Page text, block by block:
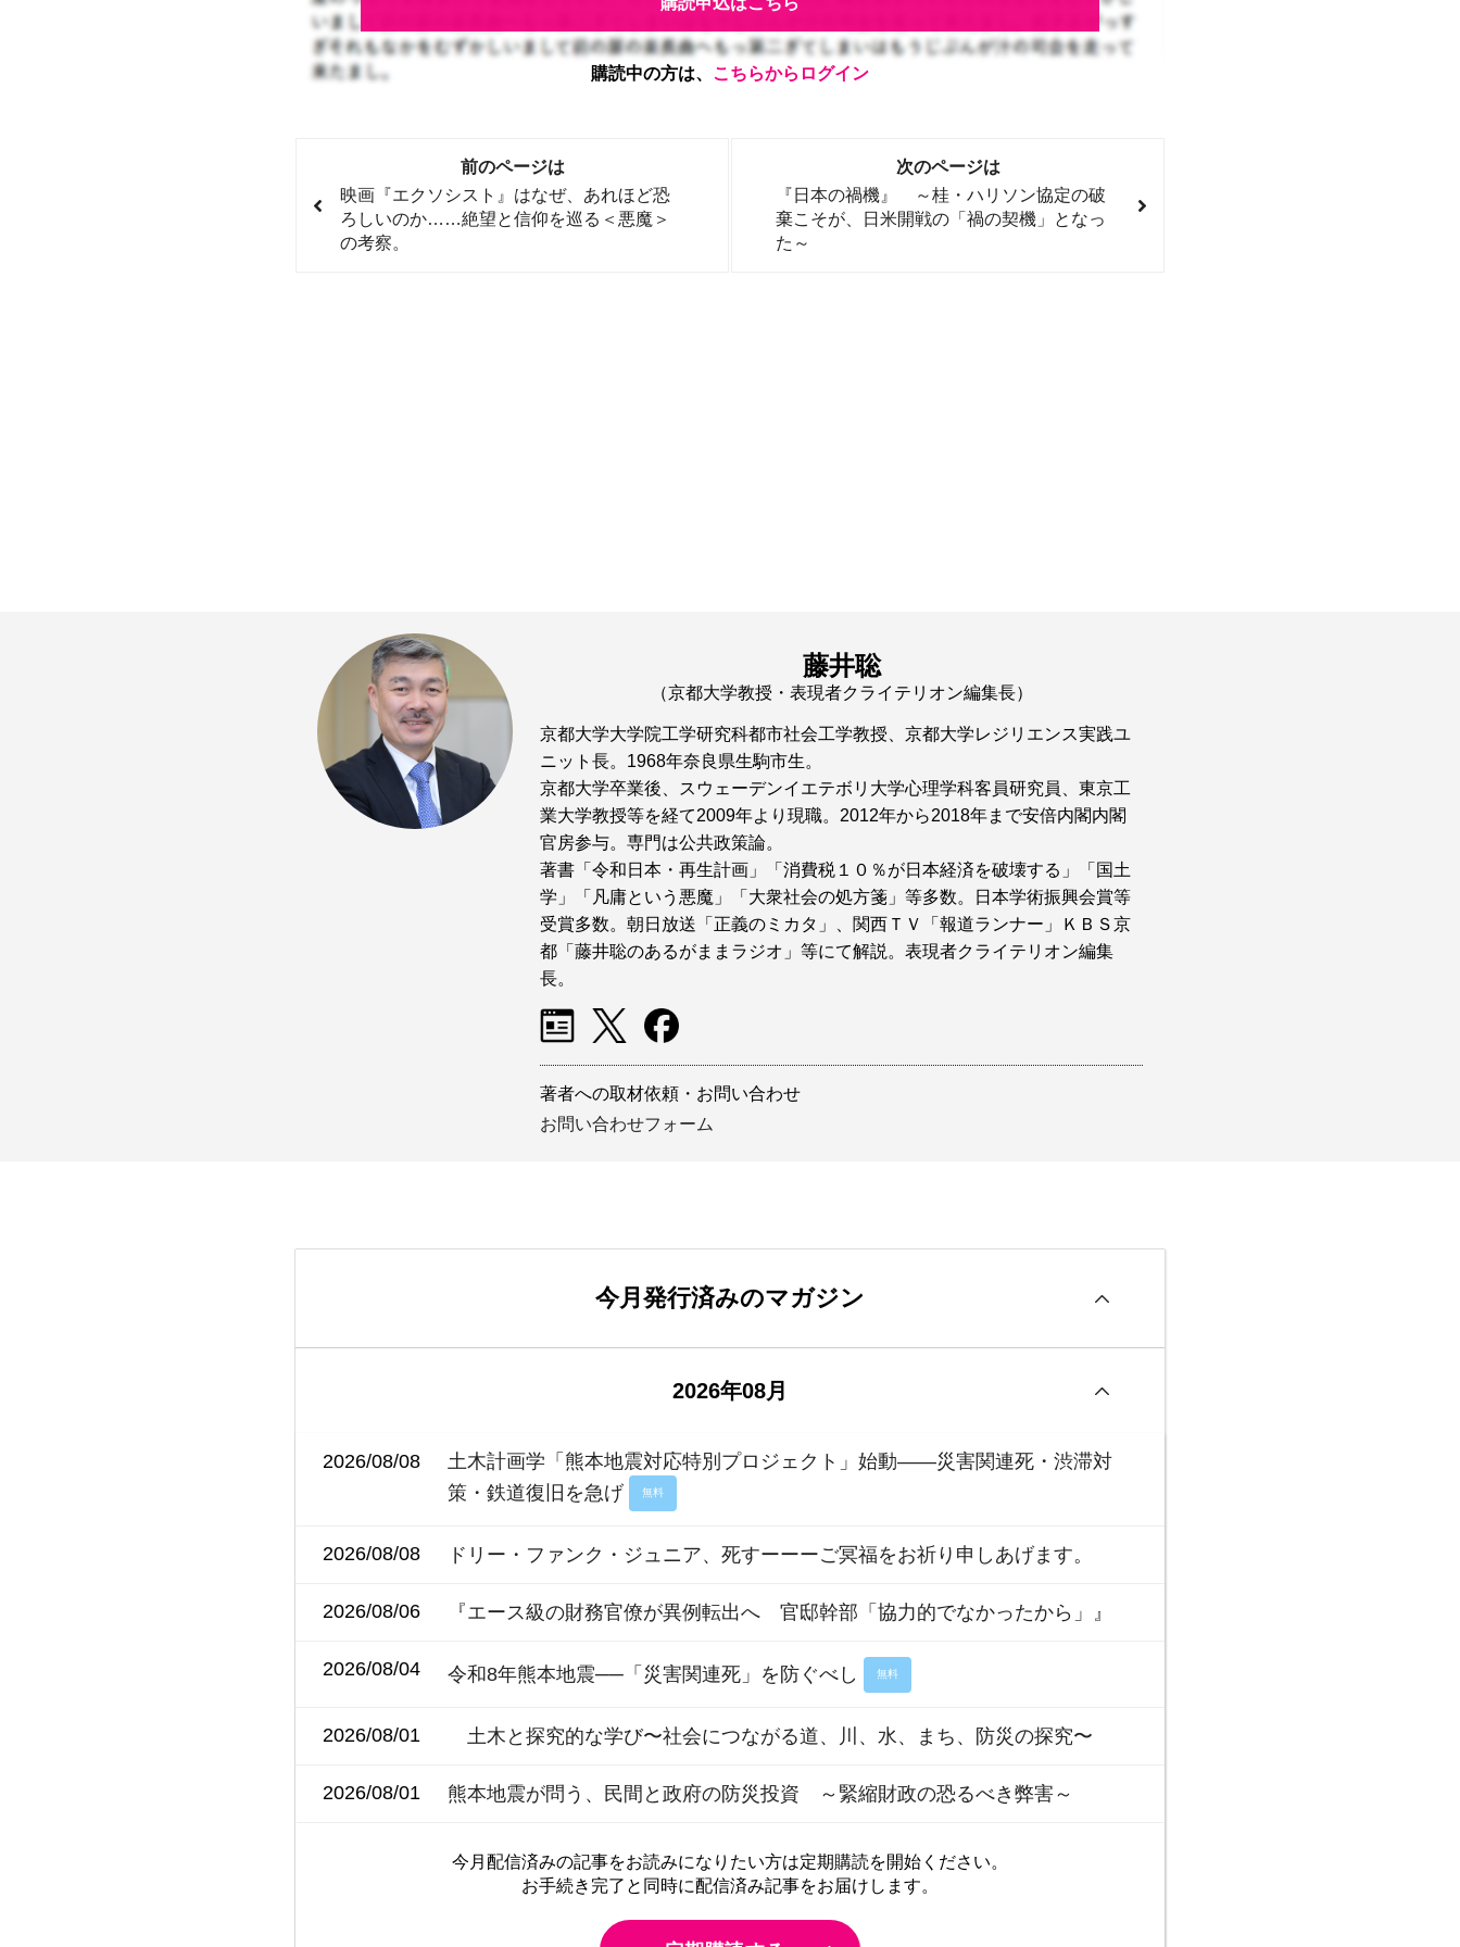
購読中の方は、 こちらからログイン
前のページは
映画『エクソシスト』はなぜ、あれほど恐
ろしいのか……絶望と信仰を巡る＜悪魔＞
の考察。
次のページは
『日本の禍機』 ～桂・ハリソン協定の破
棄こそが、日米開戦の「禍の契機」となっ
た～
藤井聡
（京都大学教授・表現者クライテリオン編集長）
京都大学大学院工学研究科都市社会工学教授、京都大学レジリエンス実践ユ
ニット長。1968年奈良県生駒市生。
京都大学卒業後、スウェーデンイエテボリ大学心理学科客員研究員、東京工
業大学教授等を経て2009年より現職。2012年から2018年まで安倍内閣内閣
官房参与。専門は公共政策論。
著書「令和日本・再生計画」「消費税１０％が日本経済を破壊する」「国土
学」「凡庸という悪魔」「大衆社会の処方箋」等多数。日本学術振興会賞等
受賞多数。朝日放送「正義のミカタ」、関西ＴＶ「報道ランナー」ＫＢＳ京
都「藤井聡のあるがままラジオ」等にて解説。表現者クライテリオン編集
長。
著者への取材依頼・お問い合わせ
お問い合わせフォーム
今月発行済みのマガジン
2026年08月
2026/08/08
土木計画学「熊本地震対応特別プロジェクト」始動――災害関連死・渋滞対
策・鉄道復旧を急げ
無料
2026/08/08 ドリー・ファンク・ジュニア、死すーーーご冥福をお祈り申しあげます。
2026/08/06 『エース級の財務官僚が異例転出へ 官邸幹部「協力的でなかったから」』
2026/08/04 令和8年熊本地震──「災害関連死」を防ぐべし 無料
2026/08/01 土木と探究的な学び〜社会につながる道、川、水、まち、防災の探究〜
2026/08/01 熊本地震が問う、民間と政府の防災投資 ～緊縮財政の恐るべき弊害～
今月配信済みの記事をお読みになりたい方は定期購読を開始ください。
お手続き完了と同時に配信済み記事をお届けします。